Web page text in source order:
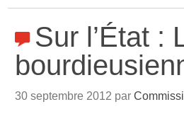
Sur l’État :
30 septembre 2012 par